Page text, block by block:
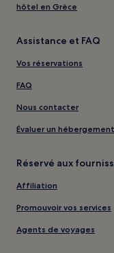
hôtel en Grèce
Assistance et FAQ
Vos réservations
FAQ
Nous contacter
Évaluer un hébergement
Réservé aux
Affiliation
Promouvoir vos services
Agents de voyages